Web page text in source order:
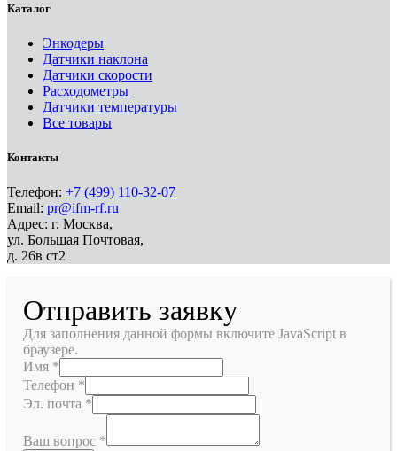
Каталог
Энкодеры
Датчики наклона
Датчики скорости
Расходометры
Датчики температуры
Все товары
Контакты
Телефон: +7 (499) 110-32-07
Email: pr@ifm-rf.ru
Адрес: г. Москва,
ул. Большая Почтовая,
д. 26в ст2
Отправить заявку
Для заполнения данной формы включите JavaScript в
браузере.
Имя *
Телефон *
Эл. почта *
Ваш вопрос *